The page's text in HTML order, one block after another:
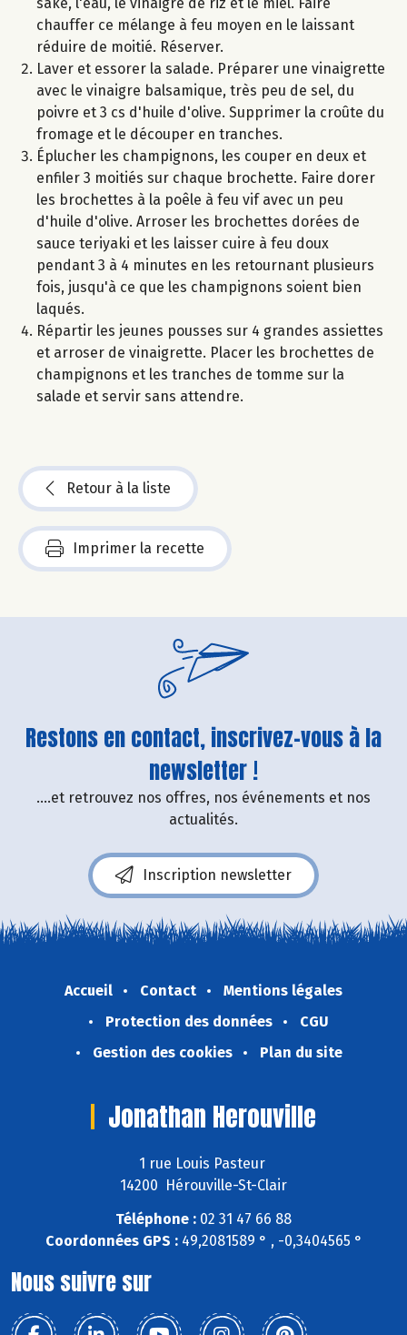
chauffer ce mélange à feu moyen en le laissant
réduire de moitié. Réserver.
Laver et essorer la salade. Préparer une vinaigrette
avec le vinaigre balsamique, très peu de sel, du
poivre et 3 cs d'huile d'olive. Supprimer la croûte du
fromage et le découper en tranches.
Éplucher les champignons, les couper en deux et
enfiler 3 moitiés sur chaque brochette. Faire dorer
les brochettes à la poêle à feu vif avec un peu
d'huile d'olive. Arroser les brochettes dorées de
sauce teriyaki et les laisser cuire à feu doux
pendant 3 à 4 minutes en les retournant plusieurs
fois, jusqu'à ce que les champignons soient bien
laqués.
Répartir les jeunes pousses sur 4 grandes assiettes
et arroser de vinaigrette. Placer les brochettes de
champignons et les tranches de tomme sur la
salade et servir sans attendre.
Retour à la liste
Imprimer la recette
Restons en contact, inscrivez-vous à la
newsletter !
....et retrouvez nos offres, nos événements et nos
actualités.
Inscription newsletter
Accueil Contact
Mentions légales
Protection des données
CGU
Gestion des cookies
Plan du site
Jonathan Herouville
1 rue Louis Pasteur
14200 Hérouville-St-Clair
Téléphone : 02 31 47 66 88
Coordonnées GPS :49,2081589 ° , -0,3404565 °
Nous suivre sur